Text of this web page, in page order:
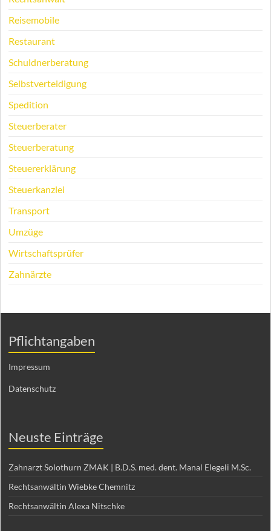
Reisemobile
Restaurant
Schuldnerberatung
Selbstverteidigung
Spedition
Steuerberater
Steuerberatung
Steuererklärung
Steuerkanzlei
Transport
Umzüge
Wirtschaftsprüfer
Zahnärzte
Pflichtangaben
Impressum
Datenschutz
Neuste Einträge
Zahnarzt Solothurn ZMAK | B.D.S. med. dent. Manal Elegeli M.Sc.
Rechtsanwältin Wiebke Chemnitz
Rechtsanwältin Alexa Nitschke